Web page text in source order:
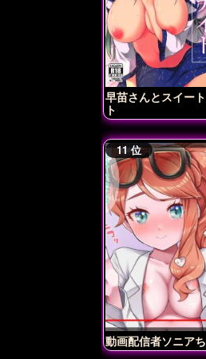
早苗さんとスイー
ト
動画配信者ソニア